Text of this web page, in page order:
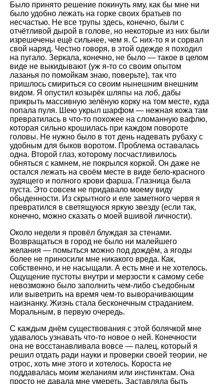
Было принято решение покинуть яму, как бы мне ни
было удобно лежать на горке своих братьев по
несчастью. Не все трупы здесь, конечно, были с
отчётливой дырой в голове, но некоторые из них были
изрешечены ещё сильнее, чем я. С них-то я и сорвал
свой наряд. Честно говоря, в этой одежде я походил
на пугало. Зеркала, конечно, не было — такое в целом
виде не выкидывают (уж я-то со своим опытом
лазанья по помойкам знаю, поверьте), так что
пришлось смириться со своим нынешним внешним
видом. Я опустил козырёк шляпы на лоб, дабы
прикрыть массивную зелёную корку на том месте, куда
попала пуля. Шею укрыл шарфом — нежная кожа там
превратилась в что-то похожее на сломанную вафлю,
которая сильно крошилась при каждом повороте
головы. Не нужно было в тот день надевать рубаху с
удобным для быков воротом. Проблема оставалась
одна. Второй глаз, которому посчастливилось
обняться с камнем, не покрылся коркой. Он даже не
остался лежать на своём месте в виде бело-красного
зудящего и полного крови фарша. Глазница была
пуста. Это совсем не придавало моему виду
обыденности. Из скрытного и еле заметного червя я
превратился в светящуюся яркую звезду (если так,
конечно, можно сказать о моей вшивой личности).
Около недели я провёл блуждая за стенами.
Возвращаться в город не было ни малейшего
желания — помыться можно под дождём, а ягоды
более не приносили мне никакого вреда. Как,
собственно, и не насыщали. А есть мне и не хотелось.
Ощущение пустоты внутри и мерзости к самому себе
невозможно было заполнить чем-либо съедобным
или выветрить на время чем-то выворачивающим
наизнанку. Жизнь стала бесконечным страданием.
Моральным, в первую очередь.
С каждым днём существования с этой болячкой мне
удавалось узнавать что-то новое о ней. Конечности
она не восстанавливала вовсе — палец, который я
решил отдать ради науки и проверки своей теории, не
отрос, хоть мне этого и хотелось. Короста не
поддавалась моим желаниям или инстинктам. Она
просто не давала мне умереть. Заставляла быть